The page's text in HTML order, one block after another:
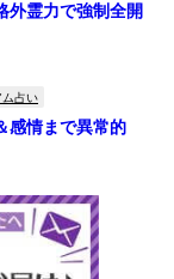
外霊力で強制全開
ム占い
感情まで異常的